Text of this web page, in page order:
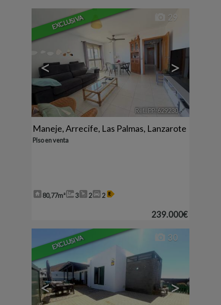
EXCLUSIVA
< >
29
Ref.. PP-629230🔗
Maneje,Arrecife, Las Palmas, Lanzarote
Piso en venta
80,77m² 3 2 2
239.000€
EXCLUSIVA
< >
30